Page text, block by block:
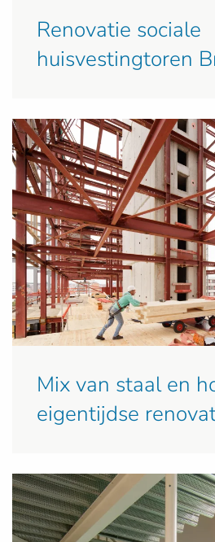
Renovatie sociale
huisvestingtoren
Mix van staal en
eigentijdse